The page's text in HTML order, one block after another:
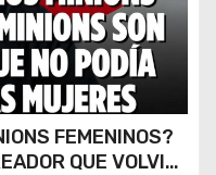
FEMENINOS?
QUE VOLVIÓ